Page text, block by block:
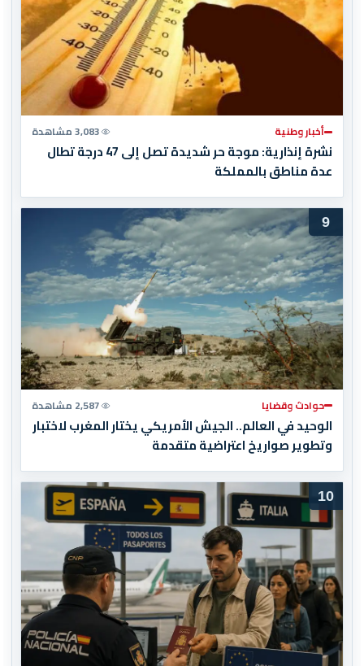
أخبار وطنية 3,083 مشاهدة
نشرة إنذارية: موجة حر شديدة تصل إلى 47 درجة تطال
عدة مناطق بالمملكة
9
حوادث وقضايا 2,587 مشاهدة
الوحيد في العالم.. الجيش الأمريكي يختار المغرب لاختبار
وتطوير صواريخ اعتراضية متقدمة
10